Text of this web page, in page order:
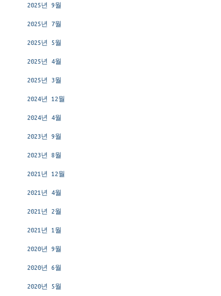
2025년 9월
2025년 7월
2025년 5월
2025년 4월
2025년 3월
2024년 12월
2024년 4월
2023년 9월
2023년 8월
2021년 12월
2021년 4월
2021년 2월
2021년 1월
2020년 9월
2020년 6월
2020년 5월